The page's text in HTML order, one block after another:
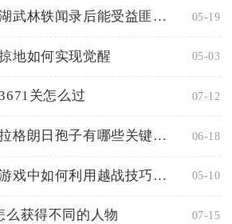
读了放置江湖武林轶闻录后能受益匪浅吗 05-19
地如何实现觉醒 05-03
关怎么过 07-12
装填无尽的拉格朗日孢子有哪些关键步骤 06-18
在斗罗大陆游戏中如何利用越战技巧进行反击 05-10
么获得不同的人物 07-15